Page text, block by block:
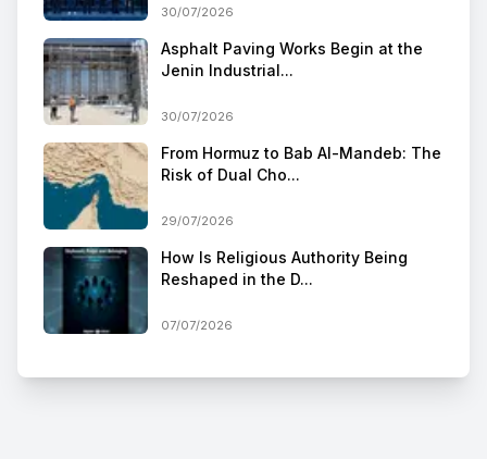
30/07/2026
Asphalt Paving Works Begin at the
Jenin Industrial...
30/07/2026
From Hormuz to Bab Al-Mandeb: The
Risk of Dual Cho...
29/07/2026
How Is Religious Authority Being
Reshaped in the D...
07/07/2026